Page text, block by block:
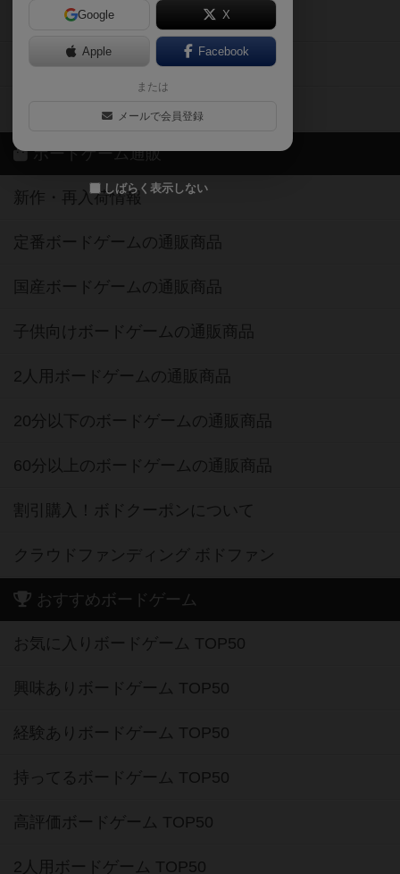
Google X
Apple Facebook
または
メールで会員登録
しばらく表示しない
ボドとも・会員一覧
ボードゲーム業界コラム
ボドゲーマご利用案内
ボードゲーム通販
新作・再入荷情報
定番ボードゲームの通販商品
国産ボードゲームの通販商品
子供向けボードゲームの通販商品
2人用ボードゲームの通販商品
20分以下のボードゲームの通販商品
60分以上のボードゲームの通販商品
割引購入！ボドクーポンについて
クラウドファンディング ボドファン
おすすめボードゲーム
お気に入りボードゲーム TOP50
興味ありボードゲーム TOP50
経験ありボードゲーム TOP50
持ってるボードゲーム TOP50
高評価ボードゲーム TOP50
2人用ボードゲーム TOP50